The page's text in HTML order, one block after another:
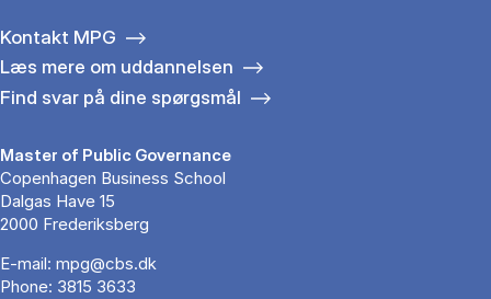
Kontakt MPG
Læs mere om uddannelsen
Find svar på dine spørgsmål
Master of Public Governance
Copenhagen Business School
Dalgas Have 15
2000 Frederiksberg
E-mail: mpg@cbs.dk
Phone: 3815 3633